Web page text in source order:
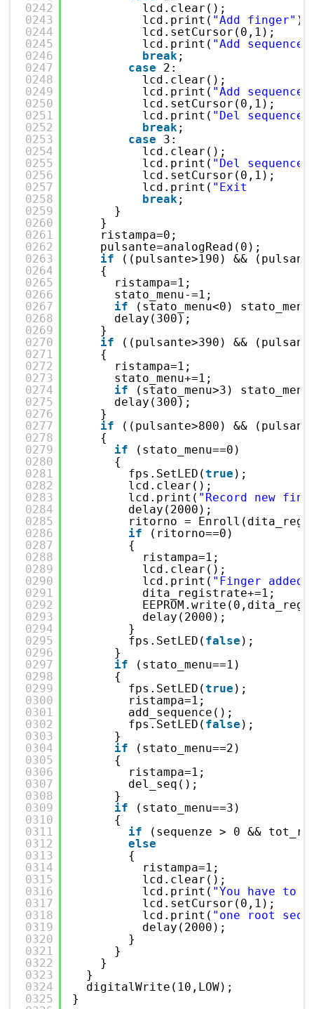
0242
0243
0244
0245
0246
0247
0248
0249
0250
0251
0252
0253
0254
0255
0256
0257
0258
0259
0260
0261
0262
0263
0264
0265
0266
0267
0268
0269
0270
0271
0272
0273
0274
0275
0276
0277
0278
0279
0280
0281
0282
0283
0284
0285
0286
0287
0288
0289
0290
0291
0292
0293
0294
0295
0296
0297
0298
0299
0300
0301
0302
0303
0304
0305
0306
0307
0308
0309
0310
0311
0312
0313
0314
0315
0316
0317
0318
0319
0320
0321
0322
0323
0324
0325
lcd.clear();
lcd.print( "Add finger" );
lcd.setCursor(0,1);
lcd.print( "Add sequence
break;
case
2:
lcd.clear();
lcd.print( "Add sequence"
lcd.setCursor(0,1);
lcd.print( "Del sequence
break;
case
3:
lcd.clear();
lcd.print( "Del sequence"
lcd.setCursor(0,1);
lcd.print( "Exit
break;
}
}
ristampa=0;
pulsante=analogRead(0);
if
((pulsante>190) &&
{
ristampa=1;
stato_menu-=1;
if
(stato_menu<0)
delay(300);
}
if
((pulsante>390) &&
{
ristampa=1;
stato_menu+=1;
if
(stato_menu>3)
delay(300);
}
if
((pulsante>800) &&
{
if
(stato_menu==0)
{
fps.SetLED(true );
lcd.clear();
lcd.print( "Record new
delay(2000);
ritorno =
if
(ritorno==0)
{
ristampa=1;
lcd.clear();
lcd.print( "Finger
dita_registrate+=1;
delay(2000);
}
fps.SetLED( false );
}
if
(stato_menu==1)
{
fps.SetLED(true );
ristampa=1;
add_sequence();
fps.SetLED( false );
}
if
(stato_menu==2)
{
ristampa=1;
del_seq();
}
if
(stato_menu==3)
{
if
(sequenze > 0 &&
else
{
ristampa=1;
lcd.clear();
lcd.print( "You have to
lcd.setCursor(0,1);
lcd.print( "one root seq"
delay(2000);
}
}
}
}
digitalWrite(10,LOW);
}